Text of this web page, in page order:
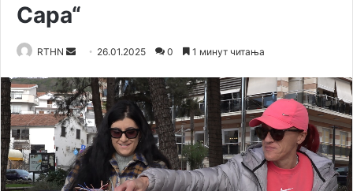
Сара“
RTHN
n
d
a
n
e
m
26.01.2025 0 1 минут читања